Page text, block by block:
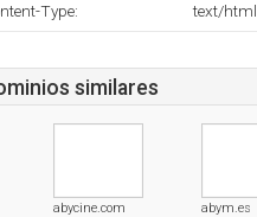
Type: text/html
similares
abycine.com abym.es